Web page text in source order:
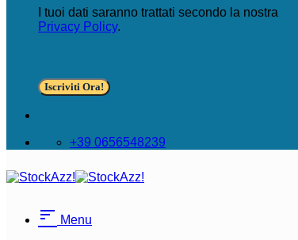
I tuoi dati saranno trattati secondo la nostra
Privacy Policy.
+39 0656548239
sort Menu